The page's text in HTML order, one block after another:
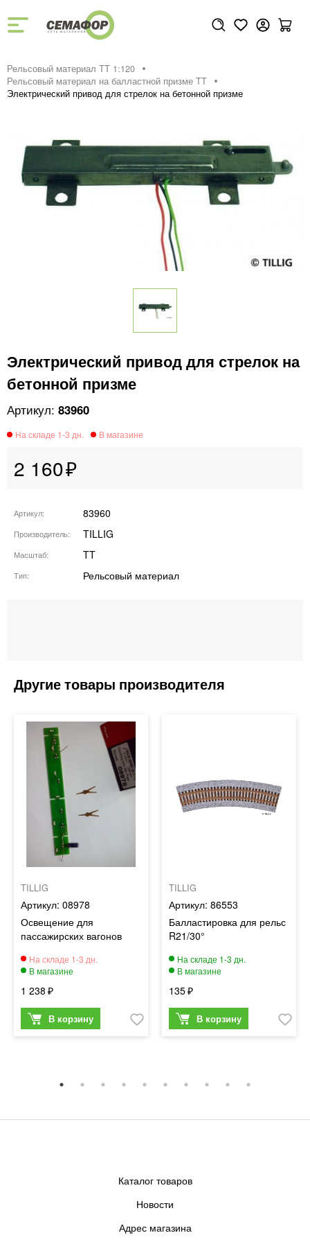
Рельсовый материал ТТ 1:120
Рельсовый материал на балластной призме TT
Электрический привод для стрелок на бетонной призме
Электрический привод для стрелок на
бетонной призме
83960
2 160
Артикул 83960
Производитель TILLIG
Масштаб TT
Тип Рельсовый материал
TILLIG
08978
Освещение для
пассажирских вагонов
1 238
TILLIG
86553
Балластировка для рельс
R21/30°
135
Каталог товаров
Новости
Адрес магазина